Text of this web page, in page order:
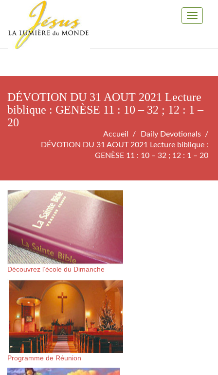
Toggle
DÉVOTION DU 31 AOUT 2021 Lecture
biblique : GENÈSE 11 : 10 – 32 ; 12 : 1 –
20
Accueil
Daily Devotionals
DÉVOTION DU 31 AOUT 2021 Lecture biblique :
GENÈSE 11 : 10 – 32 ; 12 : 1 – 20
Découvrez l’école du Dimanche
Programme de Réunion